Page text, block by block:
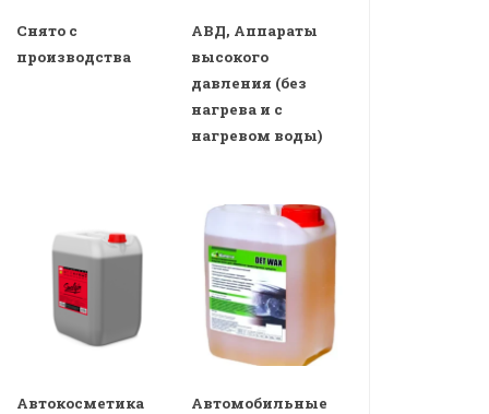
Снято с
производства
АВД, Аппараты
высокого
давления (без
нагрева и с
нагревом воды)
Автокосметика
Автомобильные